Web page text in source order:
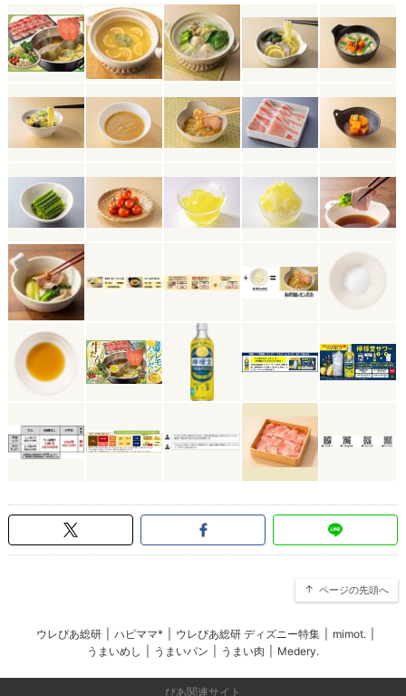
ページの先頭へ
ウレぴあ総研 ハピママ* ウレぴあ総研 ディズニー特集 mimot.
うまいめし
うまいパン うまい肉 Medery.
ぴあ関連サイト